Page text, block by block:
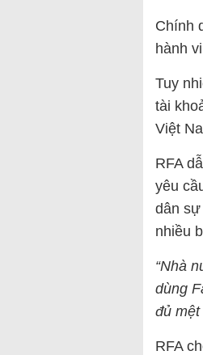
Chính
hành
Tuy
tài
Việt
RFA
yêu
dân sự
nhiều
“Nhà
dùng
đủ mệt
RFA